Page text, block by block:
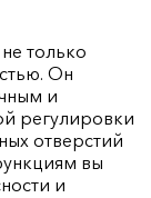
только
Он
и
регулировки
отверстий
вы
и